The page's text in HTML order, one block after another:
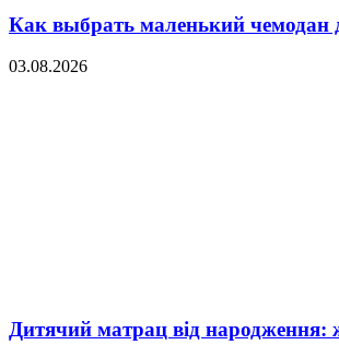
Как выбрать маленький чемодан
03.08.2026
Дитячий матрац від народження: